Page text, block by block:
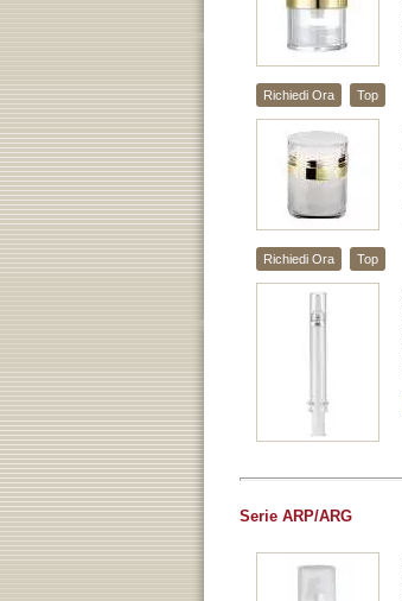
Richiedi Ora Top
Richiedi Ora Top
Serie ARP/ARG